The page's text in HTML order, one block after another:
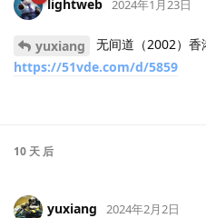
lightweb 2024年1月23日
yuxiang
无间道（2002）香
https://51vde.com/d/5859
10 天 后
yuxiang
2024年2月2日